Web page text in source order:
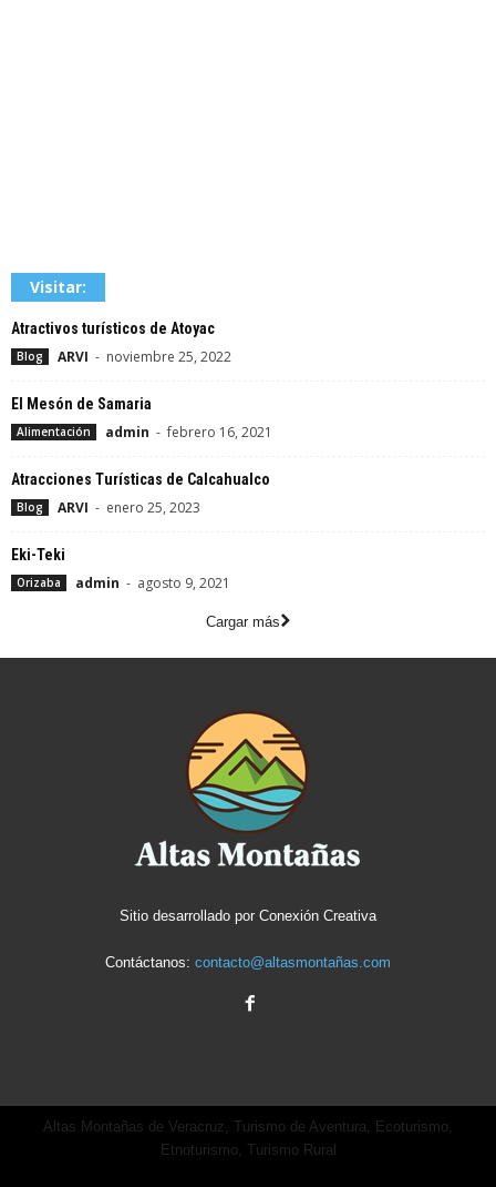
Visitar:
Atractivos turísticos de Atoyac
Blog ARVI - noviembre 25, 2022
El Mesón de Samaria
Alimentación admin - febrero 16, 2021
Atracciones Turísticas de Calcahualco
Blog ARVI - enero 25, 2023
Eki-Teki
Orizaba admin - agosto 9, 2021
Cargar más
Sitio desarrollado por Conexión Creativa
Contáctanos: contacto@altasmontañas.com
Altas Montañas de Veracruz, Turismo de Aventura, Ecoturismo,
Etnoturismo, Turismo Rural